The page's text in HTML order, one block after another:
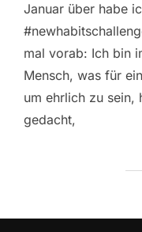
Januar über habe
mal vorab: Ich bin
Mensch, was für
um ehrlich zu sein,
gedacht,